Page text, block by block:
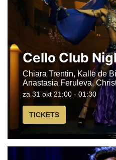
Cello Club
Chiara Trentin, Kalle de
Anastasia Feruleva,
za 31 okt 21:00 - 01:30
TICKETS